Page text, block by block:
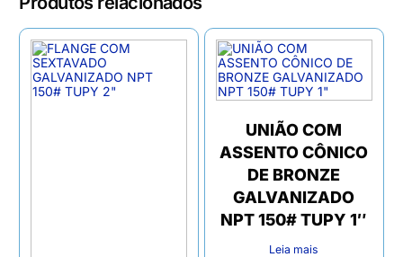
UNIÃO COM
ASSENTO CÔNICO
DE BRONZE
GALVANIZADO
NPT 150# TUPY 1″
Leia mais